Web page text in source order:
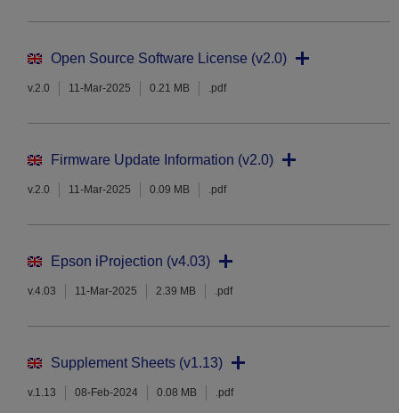
Open Source Software License (v2.0)
v.2.0 11-Mar-2025 0.21 MB .pdf
Firmware Update Information (v2.0)
v.2.0 11-Mar-2025 0.09 MB .pdf
Epson iProjection (v4.03)
v.4.03 11-Mar-2025 2.39 MB .pdf
Supplement Sheets (v1.13)
v.1.13 08-Feb-2024 0.08 MB .pdf